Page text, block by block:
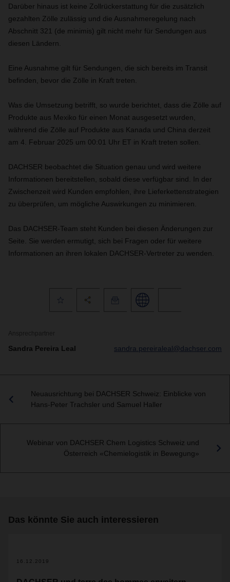
Darüber hinaus ist keine Zollrückerstattung für die zusätzlich
gezahlten Zölle zulässig und die Ausnahmeregelung nach
Abschnitt 321 (de minimis) gilt nicht mehr für Sendungen aus
diesen Ländern.
Eine Ausnahme gilt für Sendungen, die sich bereits im Transit
befinden, bevor die Zölle in Kraft treten.
Was die Umsetzung betrifft, so wurde berichtet, dass die Zölle auf
Produkte aus Mexiko für einen Monat ausgesetzt wurden,
während die Zölle auf Produkte aus Kanada und China derzeit
am 4. Februar 2025 um 00:01 Uhr ET in Kraft treten sollen.
DACHSER beobachtet die Situation genau und wird weitere
Informationen bereitstellen, sobald diese verfügbar sind. In der
Zwischenzeit wird Kunden empfohlen, ihre Lieferkettenstrategien
zu überprüfen, um mögliche Auswirkungen zu minimieren.
Das DACHSER-Team steht Kunden bei diesen Änderungen zur
Seite. Sie werden ermutigt, sich bei Fragen oder für weitere
Informationen an ihren lokalen DACHSER-Vertreter zu wenden.
Ansprechpartner
Sandra Pereira Leal sandra.pereiraleal@dachser.com
Neuausrichtung bei DACHSER Schweiz: Einblicke von
Hans-Peter Trachsler und Samuel Haller
Webinar von DACHSER Chem Logistics Schweiz und
Österreich «Chemielogistik in Bewegung»
Das könnte Sie auch interessieren
16.12.2019